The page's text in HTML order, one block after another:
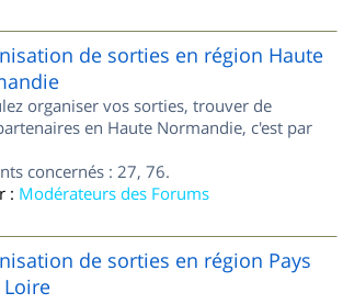
de sorties en région Haute
organiser vos sorties, trouver de
en Haute Normandie, c'est par
concernés : 27, 76.
: Modérateurs des Forums
de sorties en région Pays